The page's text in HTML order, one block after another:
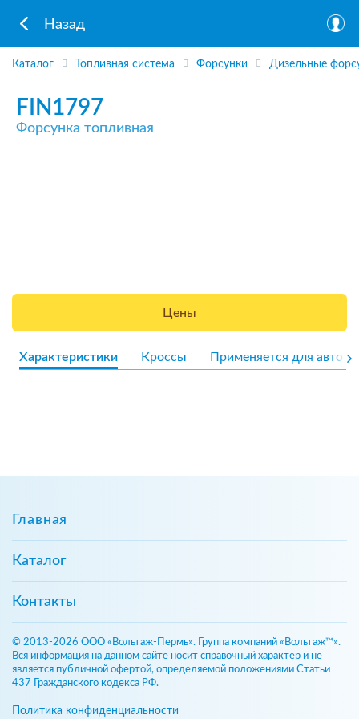
Назад
Каталог Топливная система Форсунки Дизельные
FIN1797
Форсунка топливная
Цены
Характеристики Кроссы Применяется для авто
Главная
Каталог
Контакты
© 2013-2026 ООО «Вольтаж-Пермь». Группа компаний «Вольтаж™».
Вся информация на данном сайте носит справочный характер и не
является публичной офертой, определяемой положениями Статьи
437 Гражданского кодекса РФ.
Политика конфиденциальности